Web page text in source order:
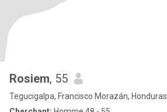
Rosiem, 55
Tegucigalpa, Francisco Morazán, Honduras